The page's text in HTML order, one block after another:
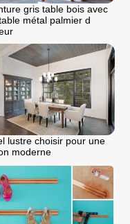
gris table bois avec
métal palmier d
lustre choisir pour une
moderne